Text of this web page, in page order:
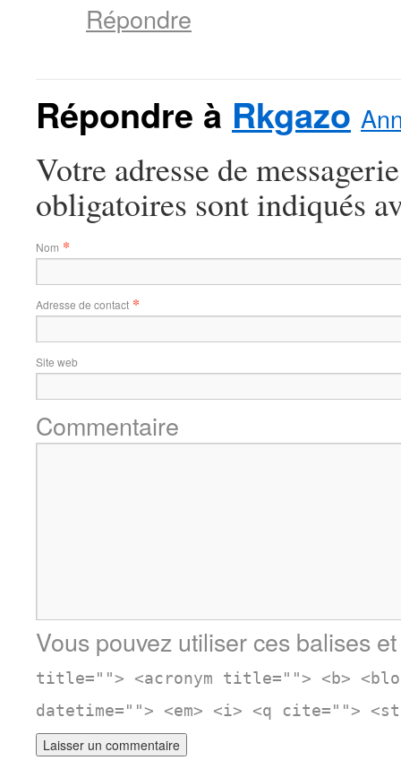
Répondre
Répondre à Rkgazo
Votre adresse de
obligatoires sont indiqués
Nom *
Adresse de contact *
Site web
Commentaire
Vous pouvez utiliser ces balises
title=""> <acronym title=""> <b>
datetime=""> <em> <i> <q cite="">